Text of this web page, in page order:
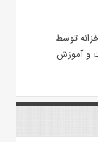
توسط
و آموزش